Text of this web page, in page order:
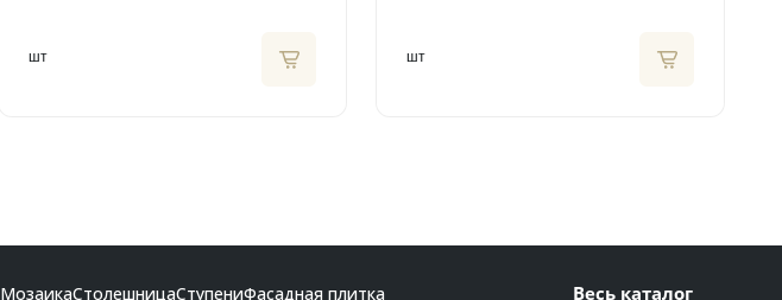
шт шт
МозаикаСтолешницаСтупениФасадная плитка Весь каталог